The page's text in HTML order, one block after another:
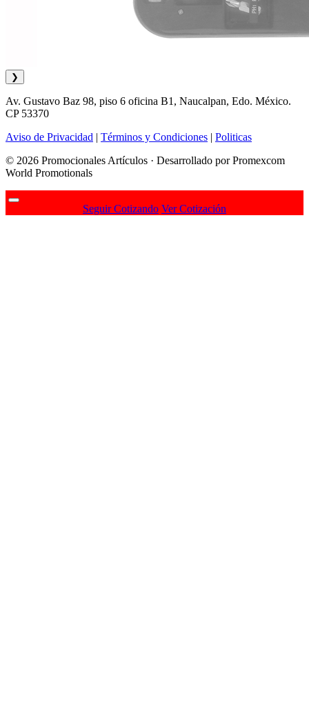
❯
Av. Gustavo Baz 98, piso 6 oficina B1, Naucalpan, Edo. México.
CP 53370
Aviso de Privacidad | Términos y Condiciones | Politicas
© 2026 Promocionales Artículos · Desarrollado por Promexcom
World Promotionals
Seguir Cotizando Ver Cotización